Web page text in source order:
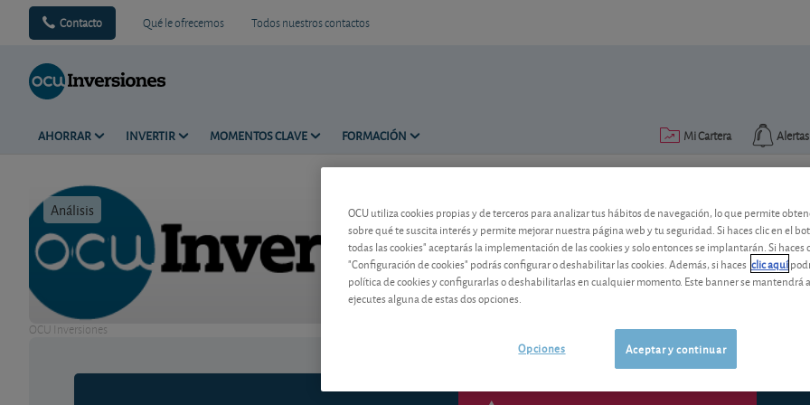
Contacto Qué le ofrecemos Todos nuestros contactos
AHORRAR INVERTIR MOMENTOS CLAVE FORMACIÓN Alertas
Mi Cartera
Análisis Tiempo de lectura: 2 min.
OCU Inversiones
Fiat Chrysler Automobiles:
La Comisión Europea sanciona
OCU utiliza cookies propias y de terceros para analizar tus hábitos de navegación, lo que permite
sobre qué te suscita interés y permite mejorar nuestra página web y tu seguridad. Si haces clic en el
todas las cookies" aceptarás la implementación de las cookies y solo entonces se implantarán. Si haces
"Configuración de cookies" podrás configurar o deshabilitar las cookies. Además, si haces clic aquí
política de cookies y configurarlas o deshabilitarlas en cualquier momento. Este banner se mantendrá
ejecutes alguna de estas dos opciones.
Aceptar y continuar
Opciones